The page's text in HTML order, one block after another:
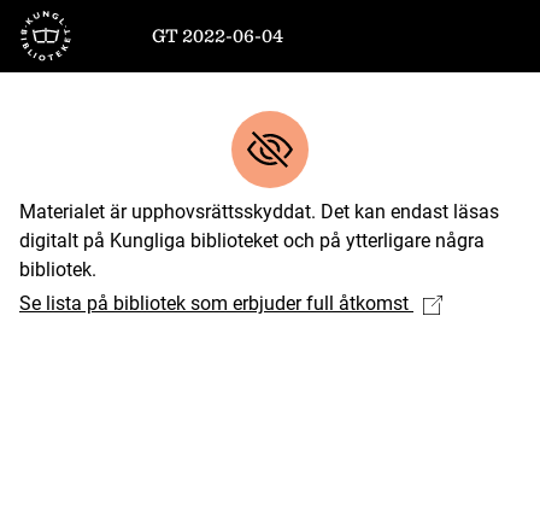
Till startsidan
GT 2022-06-04
Materialet är upphovsrättsskyddat. Det kan endast läsas
digitalt på Kungliga biblioteket och på ytterligare några
bibliotek.
Se lista på bibliotek som erbjuder full åtkomst